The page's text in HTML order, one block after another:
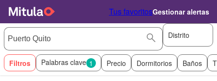
Tus favoritosGestionar alertas
Distrito
Filtros Palabras clave 1 Precio Dormitorios Baños